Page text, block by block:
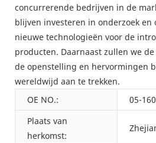
concurrerende bedrijven in de
blijven investeren in onderzoek en
nieuwe technologieën voor de
producten. Daarnaast zullen we
de openstelling en hervormingen
wereldwijd aan te trekken.
OE NO.:
05-
Plaats van
herkomst: